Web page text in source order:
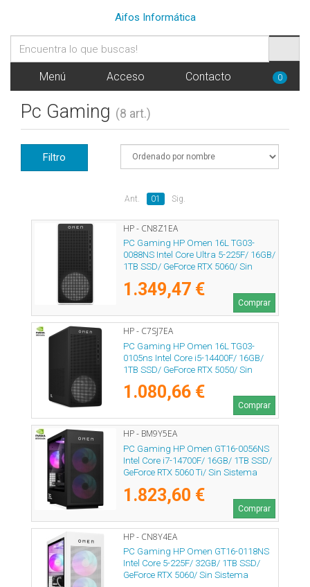
Aifos Informática
Menú Acceso Contacto 0
Pc Gaming (8 art.)
Filtro
Ant. 01 Sig.
HP - CN8Z1EA
PC Gaming HP Omen 16L TG03-
0088NS Intel Core Ultra 5-225F/ 16GB/
1TB SSD/ GeForce RTX 5060/ Sin
1.349,47 €
Comprar
HP - C7SJ7EA
PC Gaming HP Omen 16L TG03-
0105ns Intel Core i5-14400F/ 16GB/
1TB SSD/ GeForce RTX 5050/ Sin
1.080,66 €
Comprar
HP - BM9Y5EA
PC Gaming HP Omen GT16-0056NS
Intel Core i7-14700F/ 16GB/ 1TB SSD/
GeForce RTX 5060 Ti/ Sin Sistema
1.823,60 €
Comprar
HP - CN8Y4EA
PC Gaming HP Omen GT16-0118NS
Intel Core 5-225F/ 32GB/ 1TB SSD/
GeForce RTX 5060/ Sin Sistema